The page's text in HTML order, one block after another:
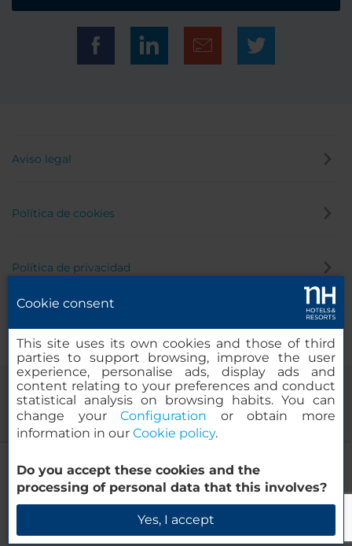
NH Puebla Centro Histórico
Verificar disponibilidad
Aviso legal
Política de cookies
Política de privacidad
© 2000-2026 MINOR HOTELS EUROPE & AMERICAS Santa Engracia,
120. 28003 Madrid, España
Cookie consent
This site uses its own cookies and those of third
parties to support browsing, improve the user
experience, personalise ads, display ads and
content relating to your preferences and conduct
statistical analysis on browsing habits. You can
change yourConfiguration or obtain more
information in our Cookie policy.
Do you accept these cookies and the
processing of personal data that this involves?
Yes, I accept